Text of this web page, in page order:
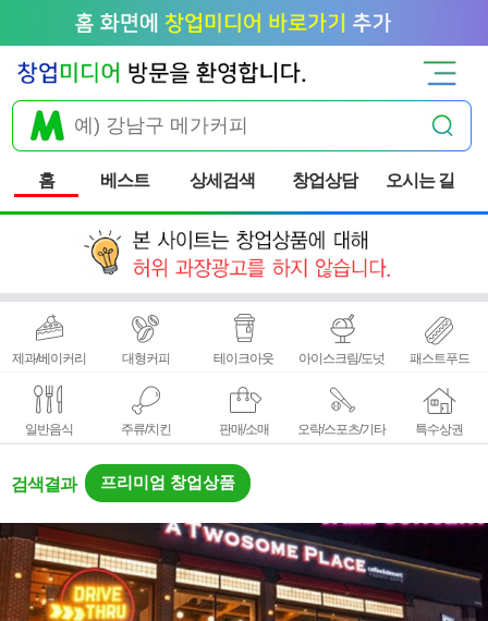
홈 베스트 상세검색 창업상담 오시는 길
제과/베이커리 대형커피 테이크아웃 아이스크림/도넛 패스트푸드
일반음식 주류/치킨 판매/소매 오락/스포츠/기타 특수상권
검색결과 프리미엄 창업상품